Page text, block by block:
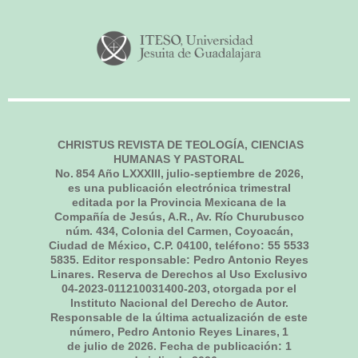
CHRISTUS REVISTA DE TEOLOGÍA, CIENCIAS
HUMANAS Y PASTORAL
No. 854Año LXXXIII, julio-septiembre de 2026,
es una publicación electrónica trimestral
editada por la Provincia Mexicana de la
Compañía de Jesús, A.R., Av. Río Churubusco
núm. 434, Colonia del Carmen, Coyoacán,
Ciudad de México, C.P. 04100, teléfono: 55 5533
5835. Editor responsable: Pedro Antonio Reyes
Linares. Reserva de Derechos al Uso Exclusivo
04-2023-011210031400-203, otorgada por el
Instituto Nacional del Derecho de Autor.
Responsable de la última actualización de este
número, Pedro Antonio Reyes Linares, 1
de julio de 2026. Fecha de publicación: 1